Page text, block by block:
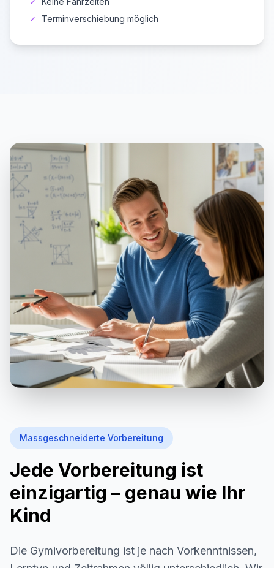
✓
Terminverschiebung möglich
Massgeschneiderte Vorbereitung
Jede Vorbereitung ist
einzigartig – genau wie Ihr
Kind
Die Gymivorbereitung ist je nach Vorkenntnissen,